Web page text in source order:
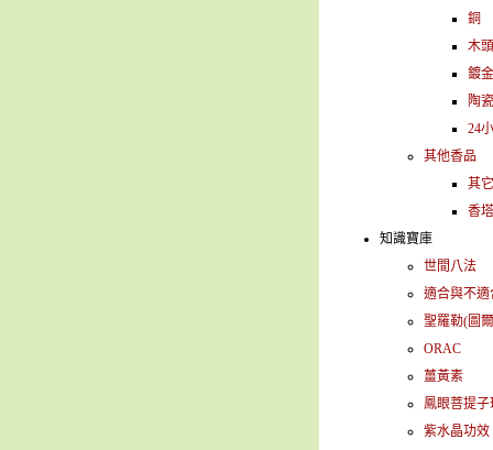
銅
木頭
鍍金
陶瓷
24
其他香品
其
香塔
知識寶庫
世間八法
適合與不
聖羅勒(圖
ORAC
薑黃素
鳳眼菩提子
紫水晶功效